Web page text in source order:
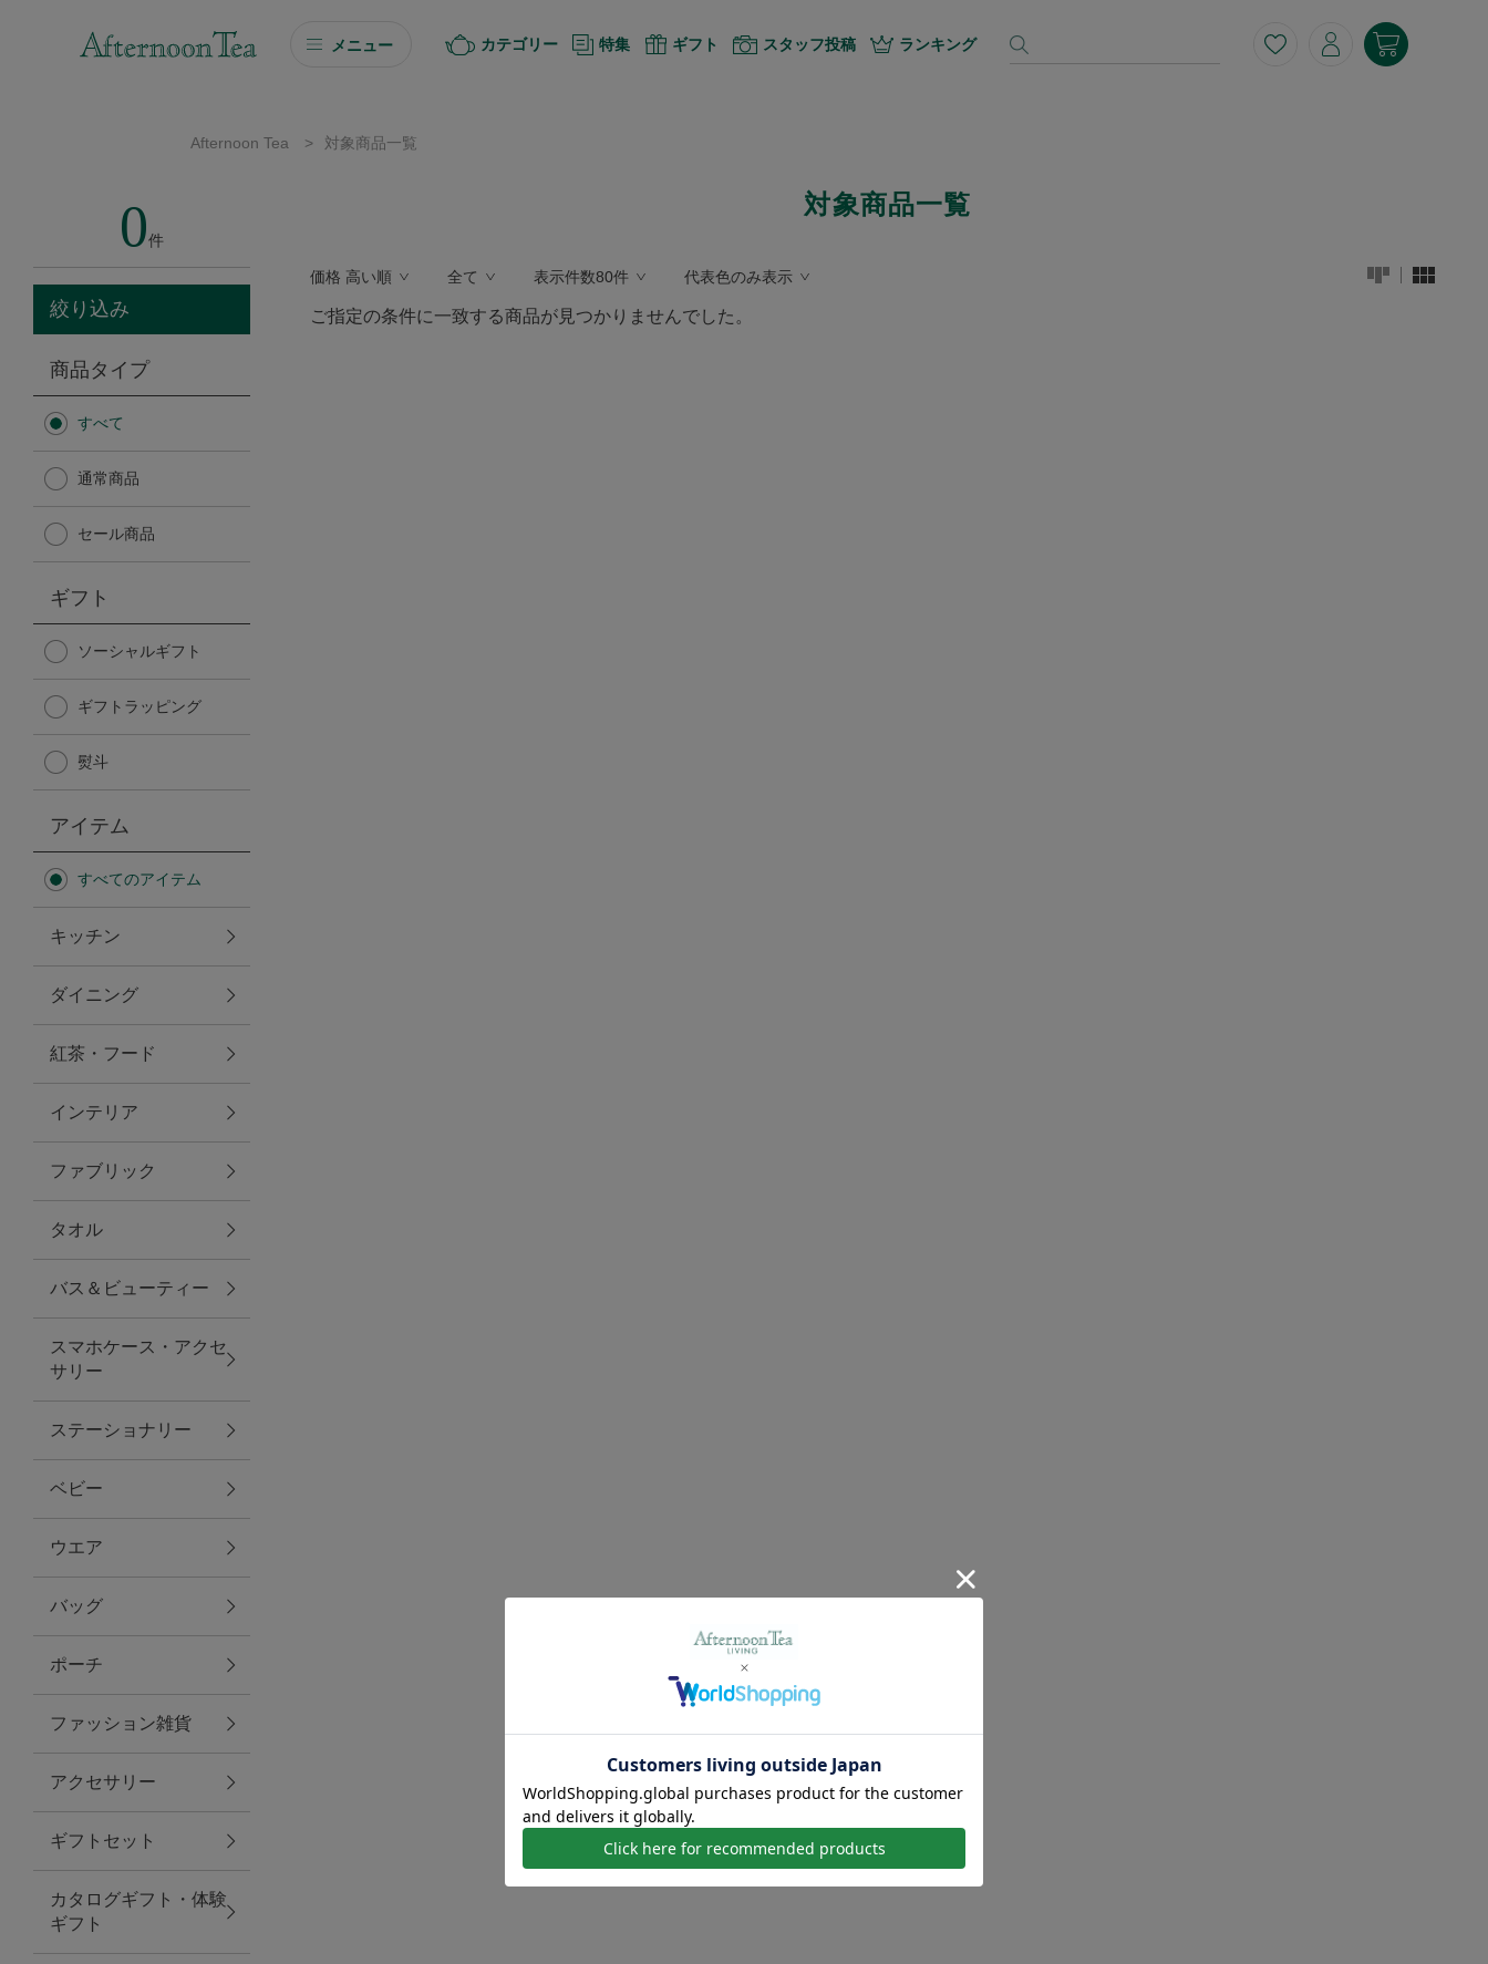
メニュー
ソーシャルギフト
カタログギフト
Afternoon Tea TEAROOM
Afternoon Tea TEAROOM
日傘
保冷バッグ
無重力シリーズ
トラベルグッズ
ランチ
バッグ
キッチン・ダイニング
ダイニング
キッチン
ファブリック
グリーン
バス＆ビューティー
バス＆ビューティー
タオル
ウエア＆バッグ
ウエア
カテゴリー 特集 ギフト スタッフ投稿 ランキング
Afternoon Tea > 対象商品一覧
0件
絞り込み
商品タイプ
すべて
通常商品
セール商品
ギフト
ソーシャルギフト
ギフトラッピング
熨斗
アイテム
すべてのアイテム
キッチン
ダイニング
紅茶・フード
インテリア
ファブリック
タオル
バス＆ビューティー
スマホケース・アクセ
サリー
ステーショナリー
ベビー
ウエア
バッグ
ポーチ
ファッション雑貨
アクセサリー
ギフトセット
カタログギフト・体験
ギフト
対象商品一覧
価格 高い順 全て 表示件数80件 代表色のみ表示
ご指定の条件に一致する商品が見つかりませんでした。